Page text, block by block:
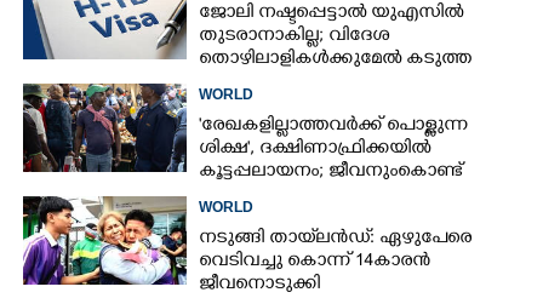
ജോലി നഷ്ടപ്പെട്ടാൽ യുഎസിൽ
തുടരാനാകില്ല; വിദേശ
തൊഴിലാളികൾക്കുമേൽ കടുത്ത
WORLD
'രേഖകളില്ലാത്തവർക്ക് പൊള്ളുന്ന
ശിക്ഷ', ദക്ഷിണാഫ്രിക്കയിൽ
കൂട്ടപ്പലായനം; ജീവനുംകൊണ്ട്
പേർ
WORLD
നടുങ്ങി തായ്‌ലൻഡ്: ഏഴുപേരെ
വെടിവച്ചു കൊന്ന് 14കാരൻ
ജീവനൊടുക്കി